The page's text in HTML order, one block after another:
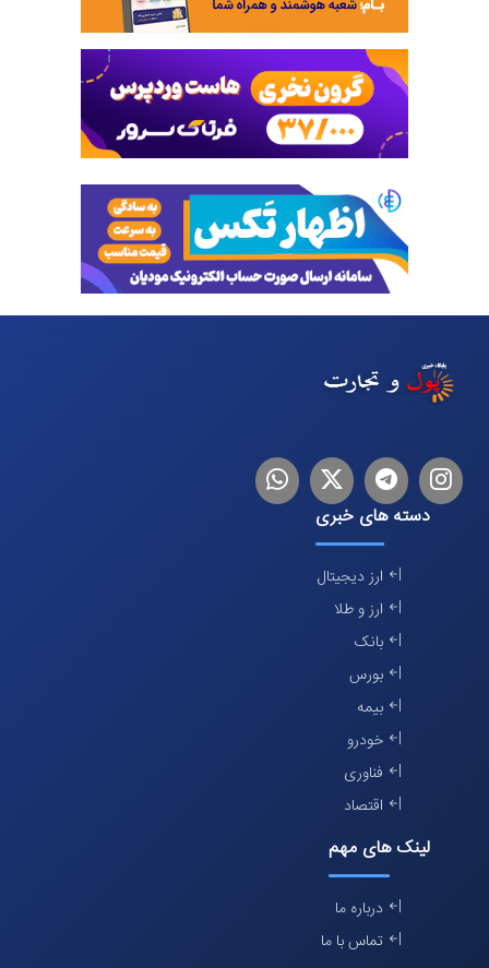
اینستاگرام
تلگرام توییترلینکدین
دسته های خبری
ارز دیجیتال
ارز و طلا
بانک
بورس
بیمه
خودرو
فناوری
اقتصاد
لینک های مهم
درباره ما
تماس با ما